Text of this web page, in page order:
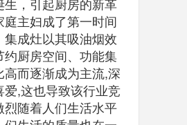
庭主妇成了第一时间
集成灶以其吸油烟效
约厨房空间、功能集
高而逐渐成为主流,深
爱,这也导致该行业竞
烈随着人们生活水平